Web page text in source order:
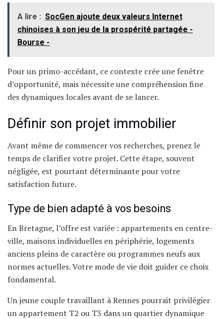
A lire : SocGen ajoute deux valeurs Internet
chinoises à son jeu de la prospérité partagée -
Bourse -
Pour un primo-accédant, ce contexte crée une fenêtre
d’opportunité, mais nécessite une compréhension fine
des dynamiques locales avant de se lancer.
Définir son projet immobilier
Avant même de commencer vos recherches, prenez le
temps de clarifier votre projet. Cette étape, souvent
négligée, est pourtant déterminante pour votre
satisfaction future.
Type de bien adapté à vos besoins
En Bretagne, l’offre est variée : appartements en centre-
ville, maisons individuelles en périphérie, logements
anciens pleins de caractère ou programmes neufs aux
normes actuelles. Votre mode de vie doit guider ce choix
fondamental.
Un jeune couple travaillant à Rennes pourrait privilégier
un appartement T2 ou T3 dans un quartier dynamique